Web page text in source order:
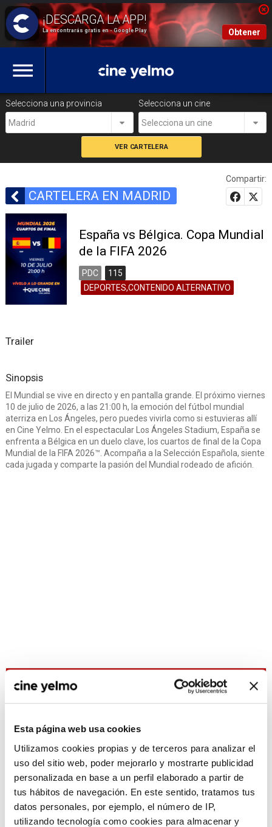
La encontrarás gratis en - Google Play Obtener
Esta página web usa cookies
Utilizamos cookies propias y de terceros para analizar el
uso del sitio web, poder mejorarlo y mostrarte publicidad
personalizada en base a un perfil elaborado a partir de
tus hábitos de navegación. En este sentido, tratamos tus
datos personales, por ejemplo, el número de IP,
utilizando tecnología como cookies para almacenar y
Selecciona una provincia
Madrid
Selecciona un cine
Selecciona un cine
CARTELERA EN MADRID
Compartir:
España vs Bélgica. Copa Mundial
de la FIFA 2026
PDC
115
DEPORTES,CONTENIDO ALTERNATIVO
Trailer
Sinopsis
El Mundial se vive en directo y en pantalla grande. El próximo viernes
10 de julio de 2026, a las 21:00 h, la emoción del fútbol mundial
aterriza en Los Ángeles, pero puedes vivirla como si estuvieras allí
en Cine Yelmo. En el espectacular Los Ángeles Stadium, España se
enfrenta a Bélgica en un duelo clave, los cuartos de final de la Copa
Mundial de la FIFA 2026™. Acompaña a la Selección Española, siente
cada jugada y comparte la pasión del Mundial rodeado de afición.
CONSULTA MÁS HORARIOS
:(
No hay películas con el
criterio de búsqueda
seleccionado.